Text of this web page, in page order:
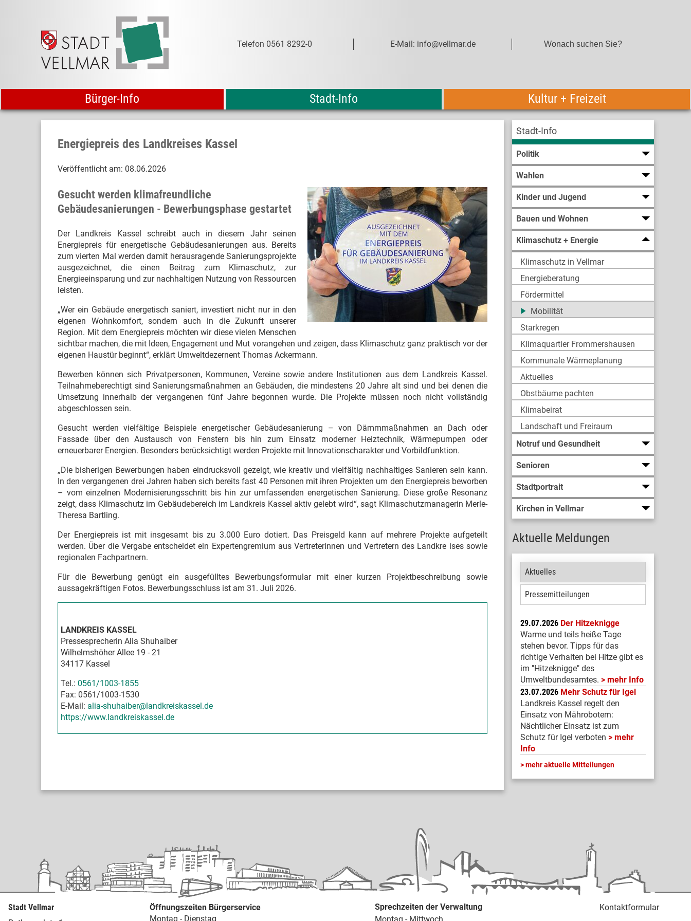
Telefon 0561 8292-0 E-Mail: info@vellmar.de
Bürger-Info Stadt-Info Kultur + Freizeit
Stadt-Info
Politik
Wahlen
Kinder und Jugend
Bauen und Wohnen
Klimaschutz + Energie
Klimaschutz in Vellmar
Energieberatung
Fördermittel
Mobilität
Starkregen
Klimaquartier Frommershausen
Kommunale Wärmeplanung
Aktuelles
Obstbäume pachten
Klimabeirat
Landschaft und Freiraum
Notruf und Gesundheit
Senioren
Stadtportrait
Kirchen in Vellmar
Aktuelle Meldungen
Aktuelles
Pressemitteilungen
29.07.2026 Der Hitzeknigge
Warme und teils heiße Tage
stehen bevor. Tipps für das
richtige Verhalten bei Hitze gibt es
im "Hitzeknigge" des
Umweltbundesamtes.
mehr Info
23.07.2026 Mehr Schutz für Igel
Landkreis Kassel regelt den
Einsatz von Mährobotern:
Nächtlicher Einsatz ist zum
Schutz für Igel verboten
mehr
Info
mehr aktuelle Mitteilungen
Energiepreis des Landkreises Kassel
Veröffentlicht am: 08.06.2026
Gesucht werden klimafreundliche
Gebäudesanierungen - Bewerbungsphase gestartet
Der Landkreis Kassel schreibt auch in diesem Jahr seinen
Energiepreis für energetische Gebäudesanierungen aus. Bereits
zum vierten Mal werden damit herausragende Sanierungsprojekte
ausgezeichnet, die einen Beitrag zum Klimaschutz, zur
Energieeinsparung und zur nachhaltigen Nutzung von Ressourcen
leisten.
„Wer ein Gebäude energetisch saniert, investiert nicht nur in den
eigenen Wohnkomfort, sondern auch in die Zukunft unserer
Region. Mit dem Energiepreis möchten wir diese vielen Menschen
sichtbar machen, die mit Ideen, Engagement und Mut vorangehen und zeigen, dass Klimaschutz ganz praktisch vor der
eigenen Haustür beginnt“, erklärt Umweltdezernent Thomas Ackermann.
Bewerben können sich Privatpersonen, Kommunen, Vereine sowie andere Institutionen aus dem Landkreis Kassel.
Teilnahmeberechtigt sind Sanierungsmaßnahmen an Gebäuden, die mindestens 20 Jahre alt sind und bei denen die
Umsetzung innerhalb der vergangenen fünf Jahre begonnen wurde. Die Projekte müssen noch nicht vollständig
abgeschlossen sein.
Gesucht werden vielfältige Beispiele energetischer Gebäudesanierung – von Dämmmaßnahmen an Dach oder
Fassade über den Austausch von Fenstern bis hin zum Einsatz moderner Heiztechnik, Wärmepumpen oder
erneuerbarer Energien. Besonders berücksichtigt werden Projekte mit Innovationscharakter und Vorbildfunktion.
„Die bisherigen Bewerbungen haben eindrucksvoll gezeigt, wie kreativ und vielfältig nachhaltiges Sanieren sein kann.
In den vergangenen drei Jahren haben sich bereits fast 40 Personen mit ihren Projekten um den Energiepreis beworben
– vom einzelnen Modernisierungsschritt bis hin zur umfassenden energetischen Sanierung. Diese große Resonanz
zeigt, dass Klimaschutz im Gebäudebereich im Landkreis Kassel aktiv gelebt wird“, sagt Klimaschutzmanagerin Merle-
Theresa Bartling.
Der Energiepreis ist mit insgesamt bis zu 3.000 Euro dotiert. Das Preisgeld kann auf mehrere Projekte aufgeteilt
werden. Über die Vergabe entscheidet ein Expertengremium aus Vertreterinnen und Vertretern des Landkre ises sowie
regionalen Fachpartnern.
Für die Bewerbung genügt ein ausgefülltes Bewerbungsformular mit einer kurzen Projektbeschreibung sowie
aussagekräftigen Fotos. Bewerbungsschluss ist am 31. Juli 2026.
LANDKREIS KASSEL
Pressesprecherin Alia Shuhaiber
Wilhelmshöher Allee 19 - 21
34117 Kassel
Tel.: 0561/1003-1855
Fax: 0561/1003-1530
E-Mail: alia-shuhaiber@landkreiskassel.de
https://www.landkreiskassel.de
Stadt Vellmar
Öffnungszeiten Bürgerservice
Montag - Dienstag
Sprechzeiten der Verwaltung
Kontaktformular